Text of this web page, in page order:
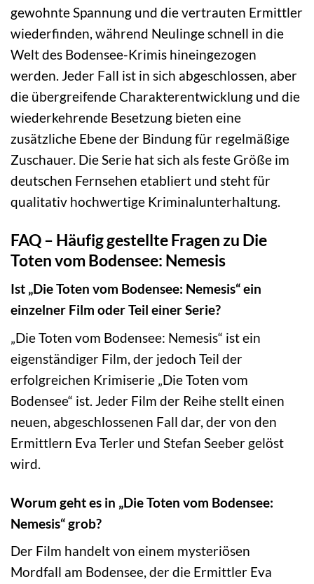
gewohnte Spannung und die vertrauten Ermittler
wiederfinden, während Neulinge schnell in die
Welt des Bodensee-Krimis hineingezogen
werden. Jeder Fall ist in sich abgeschlossen, aber
die übergreifende Charakterentwicklung und die
wiederkehrende Besetzung bieten eine
zusätzliche Ebene der Bindung für regelmäßige
Zuschauer. Die Serie hat sich als feste Größe im
deutschen Fernsehen etabliert und steht für
qualitativ hochwertige Kriminalunterhaltung.
FAQ – Häufig gestellte Fragen zu Die
Toten vom Bodensee: Nemesis
Ist „Die Toten vom Bodensee: Nemesis“ ein
einzelner Film oder Teil einer Serie?
„Die Toten vom Bodensee: Nemesis“ ist ein
eigenständiger Film, der jedoch Teil der
erfolgreichen Krimiserie „Die Toten vom
Bodensee“ ist. Jeder Film der Reihe stellt einen
neuen, abgeschlossenen Fall dar, der von den
Ermittlern Eva Terler und Stefan Seeber gelöst
wird.
Worum geht es in „Die Toten vom Bodensee:
Nemesis“ grob?
Der Film handelt von einem mysteriösen
Mordfall am Bodensee, der die Ermittler Eva